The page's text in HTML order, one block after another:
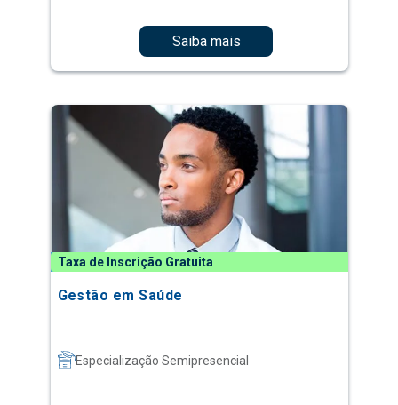
Saiba mais
Taxa de Inscrição Gratuita
Gestão em Saúde
Especialização Semipresencial